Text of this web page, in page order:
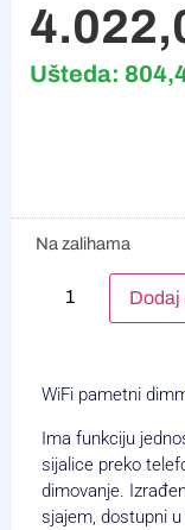
Ušteda:
Na zalihama
Dodaj
WiFi pametni
Ima funkciju
sijalice preko
dimovanje.
sjajem, dostupni